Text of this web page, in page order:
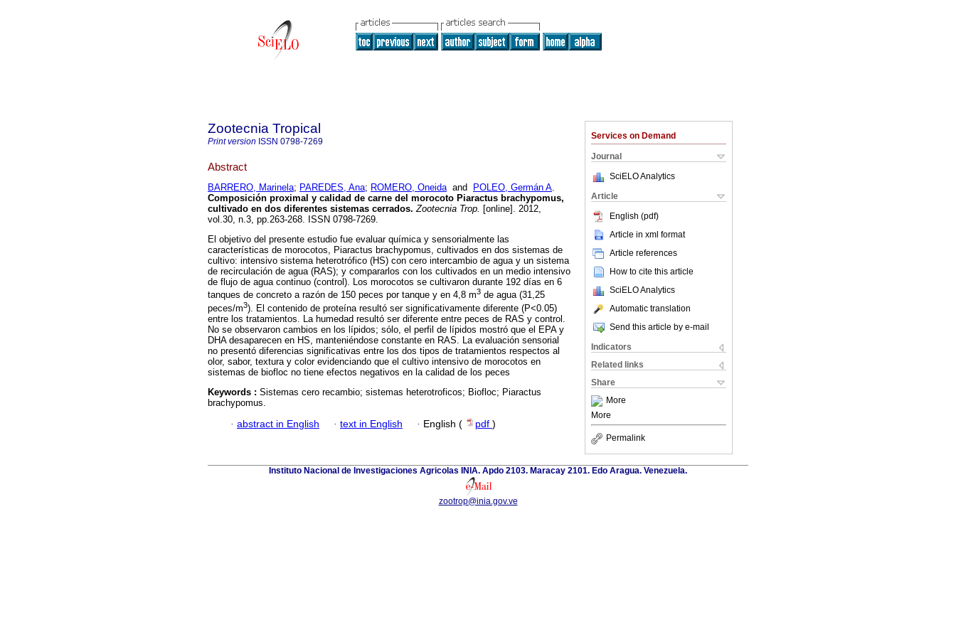
Services on Demand
Journal
SciELO Analytics
Article
English (pdf)
Article in xml format
Article references
How to cite this article
SciELO Analytics
Automatic translation
Send this article by e-mail
Indicators
Related links
Share
More
More
Permalink
Zootecnia Tropical
Print version ISSN 0798-7269
Abstract
BARRERO, Marinela; PAREDES, Ana; ROMERO, Oneidaand POLEO, Germán A.
Composición proximal y calidad de carne del morocoto Piaractus brachypomus,
cultivado en dos diferentes sistemas cerrados. Zootecnia Trop. [online]. 2012,
vol.30, n.3, pp.263-268. ISSN 0798-7269.
El objetivo del presente estudio fue evaluar química y sensorialmente las
características de morocotos, Piaractus brachypomus, cultivados en dos sistemas de
cultivo: intensivo sistema heterotrófico (HS) con cero intercambio de agua y un sistema
de recirculación de agua (RAS); y compararlos con los cultivados en un medio intensivo
de flujo de agua continuo (control). Los morocotos se cultivaron durante 192 días en 6
tanques de concreto a razón de 150 peces por tanque y en 4,8 m3 de agua (31,25
peces/m3). El contenido de proteína resultó ser significativamente diferente (P<0.05)
entre los tratamientos. La humedad resultó ser diferente entre peces de RAS y control.
No se observaron cambios en los lípidos; sólo, el perfil de lípidos mostró que el EPA y
DHA desaparecen en HS, manteniéndose constante en RAS. La evaluación sensorial
no presentó diferencias significativas entre los dos tipos de tratamientos respectos al
olor, sabor, textura y color evidenciando que el cultivo intensivo de morocotos en
sistemas de biofloc no tiene efectos negativos en la calidad de los peces
Keywords : Sistemas cero recambio; sistemas heterotroficos; Biofloc; Piaractus
brachypomus.
· abstract in English · text in English · English ( pdf )
Instituto Nacional de Investigaciones Agricolas INIA. Apdo 2103. Maracay 2101. Edo Aragua. Venezuela.
zootrop@inia.gov.ve